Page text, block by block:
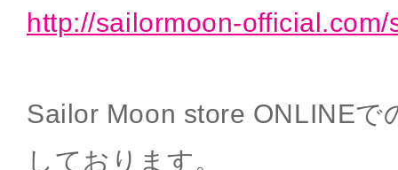
http://sailormoon-official.com/
Sailor Moon store ONLINEで
しております。